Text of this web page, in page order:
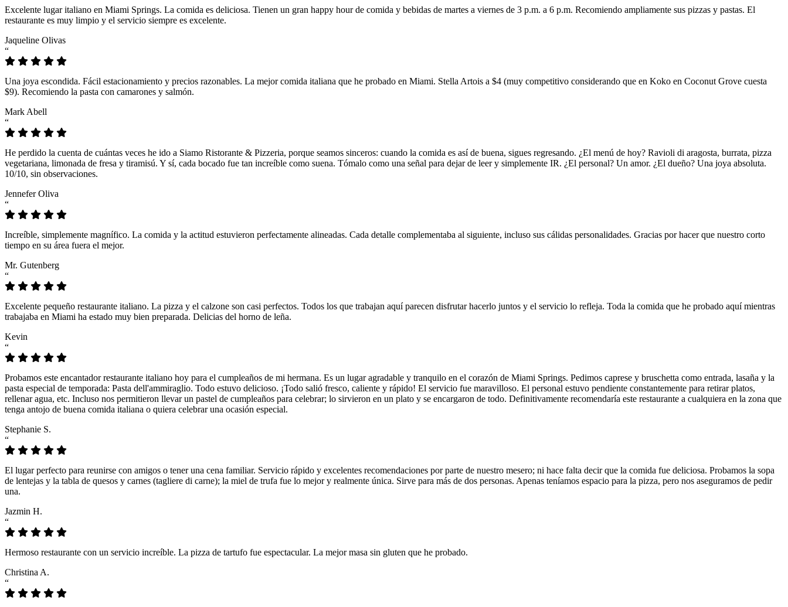
Excelente lugar italiano en Miami Springs. La comida es deliciosa. Tienen un gran happy hour de comida y bebidas de martes a viernes de 3 p.m. a 6 p.m. Recomiendo ampliamente sus pizzas y pastas. El
restaurante es muy limpio y el servicio siempre es excelente.
Jaqueline Olivas
“
Una joya escondida. Fácil estacionamiento y precios razonables. La mejor comida italiana que he probado en Miami. Stella Artois a $4 (muy competitivo considerando que en Koko en Coconut Grove cuesta
$9). Recomiendo la pasta con camarones y salmón.
Mark Abell
“
He perdido la cuenta de cuántas veces he ido a Siamo Ristorante & Pizzeria, porque seamos sinceros: cuando la comida es así de buena, sigues regresando. ¿El menú de hoy? Ravioli di aragosta, burrata, pizza
vegetariana, limonada de fresa y tiramisú. Y sí, cada bocado fue tan increíble como suena. Tómalo como una señal para dejar de leer y simplemente IR. ¿El personal? Un amor. ¿El dueño? Una joya absoluta.
10/10, sin observaciones.
Jennefer Oliva
“
Increíble, simplemente magnífico. La comida y la actitud estuvieron perfectamente alineadas. Cada detalle complementaba al siguiente, incluso sus cálidas personalidades. Gracias por hacer que nuestro corto
tiempo en su área fuera el mejor.
Mr. Gutenberg
“
Excelente pequeño restaurante italiano. La pizza y el calzone son casi perfectos. Todos los que trabajan aquí parecen disfrutar hacerlo juntos y el servicio lo refleja. Toda la comida que he probado aquí mientras
trabajaba en Miami ha estado muy bien preparada. Delicias del horno de leña.
Kevin
“
Probamos este encantador restaurante italiano hoy para el cumpleaños de mi hermana. Es un lugar agradable y tranquilo en el corazón de Miami Springs. Pedimos caprese y bruschetta como entrada, lasaña y la
pasta especial de temporada: Pasta dell'ammiraglio. Todo estuvo delicioso. ¡Todo salió fresco, caliente y rápido! El servicio fue maravilloso. El personal estuvo pendiente constantemente para retirar platos,
rellenar agua, etc. Incluso nos permitieron llevar un pastel de cumpleaños para celebrar; lo sirvieron en un plato y se encargaron de todo. Definitivamente recomendaría este restaurante a cualquiera en la zona que
tenga antojo de buena comida italiana o quiera celebrar una ocasión especial.
Stephanie S.
“
El lugar perfecto para reunirse con amigos o tener una cena familiar. Servicio rápido y excelentes recomendaciones por parte de nuestro mesero; ni hace falta decir que la comida fue deliciosa. Probamos la sopa
de lentejas y la tabla de quesos y carnes (tagliere di carne); la miel de trufa fue lo mejor y realmente única. Sirve para más de dos personas. Apenas teníamos espacio para la pizza, pero nos aseguramos de pedir
una.
Jazmin H.
“
Hermoso restaurante con un servicio increíble. La pizza de tartufo fue espectacular. La mejor masa sin gluten que he probado.
Christina A.
“